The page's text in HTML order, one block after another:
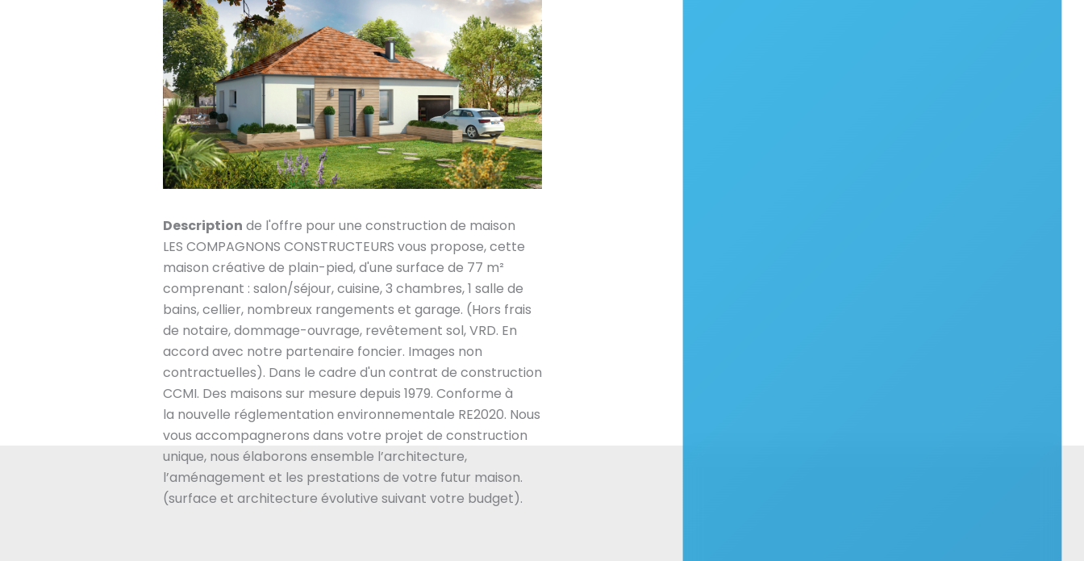
Description de l'offre pour une construction de maison
LES COMPAGNONS CONSTRUCTEURS vous propose, cette
maison créative de plain-pied, d'une surface de 77 m²
comprenant : salon/séjour, cuisine, 3 chambres, 1 salle de
bains, cellier, nombreux rangements et garage. (Hors frais
de notaire, dommage-ouvrage, revêtement sol, VRD. En
accord avec notre partenaire foncier. Images non
contractuelles). Dans le cadre d'un contrat de construction
CCMI. Des maisons sur mesure depuis 1979. Conforme à
la nouvelle réglementation environnementale RE2020. Nous
vous accompagnerons dans votre projet de construction
unique, nous élaborons ensemble l’architecture,
l’aménagement et les prestations de votre futur maison.
(surface et architecture évolutive suivant votre budget).